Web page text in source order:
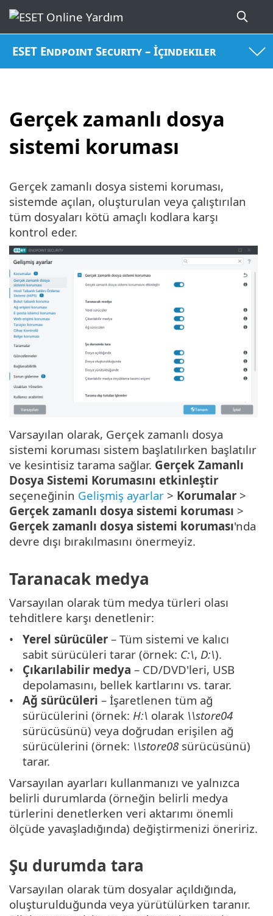
ESET Endpoint Security – İçindekiler
Gerçek zamanlı dosya
sistemi koruması
Gerçek zamanlı dosya sistemi koruması,
sistemde açılan, oluşturulan veya çalıştırılan
tüm dosyaları kötü amaçlı kodlara karşı
kontrol eder.
Varsayılan olarak, Gerçek zamanlı dosya
sistemi koruması sistem başlatılırken başlatılır
ve kesintisiz tarama sağlar. Gerçek Zamanlı
Dosya Sistemi Korumasını etkinleştir
seçeneğinin Gelişmiş ayarlar > Korumalar >
Gerçek zamanlı dosya sistemi koruması >
Gerçek zamanlı dosya sistemi koruması'nda
devre dışı bırakılmasını önermeyiz.
Taranacak medya
Varsayılan olarak tüm medya türleri olası
tehditlere karşı denetlenir:
Yerel sürücüler – Tüm sistemi ve kalıcı
sabit sürücüleri tarar (örnek: C:\, D:\).
Çıkarılabilir medya – CD/DVD'leri, USB
depolamasını, bellek kartlarını vs. tarar.
Ağ sürücüleri – İşaretlenen tüm ağ
sürücülerini (örnek: H:\ olarak \\store04
sürücüsünü) veya doğrudan erişilen ağ
sürücülerini (örnek: \\store08 sürücüsünü)
tarar.
Varsayılan ayarları kullanmanızı ve yalnızca
belirli durumlarda (örneğin belirli medya
türlerini denetlerken veri aktarımı önemli
ölçüde yavaşladığında) değiştirmenizi öneririz.
Şu durumda tara
Varsayılan olarak tüm dosyalar açıldığında,
oluşturulduğunda veya yürütülürken taranır.